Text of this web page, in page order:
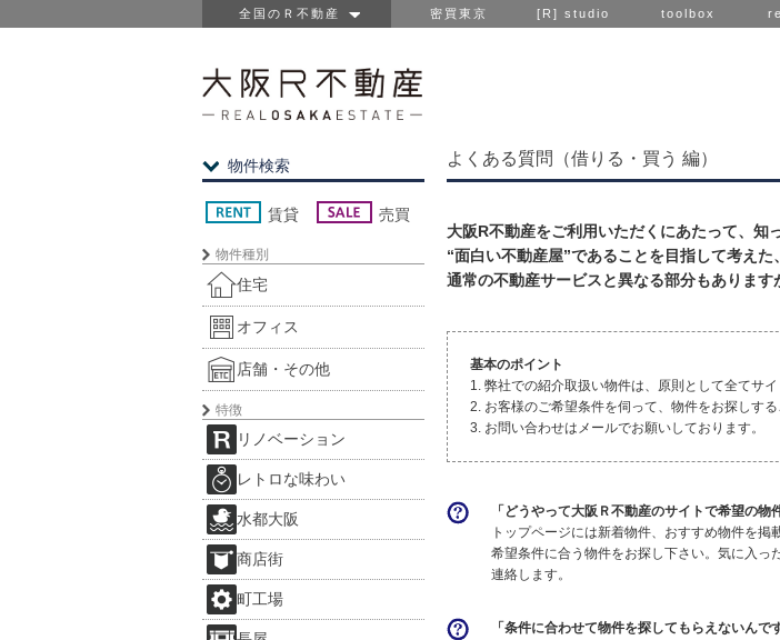
全国のＲ不動産 密買東京 [R] studio toolbox
よくある質問（借りる・買う 編）
大阪R不動産をご利用いただくにあたって、知
“面白い不動産屋”であることを目指して考えた
通常の不動産サービスと異なる部分もあります
基本のポイント
1. 弊社での紹介取扱い物件は、原則として全てサイ
2. お客様のご希望条件を伺って、物件をお探しする
3. お問い合わせはメールでお願いしております。
「どうやって大阪Ｒ不動産のサイトで希望の物
トップページには新着物件、おすすめ物件を
希望条件に合う物件をお探し下さい。気に入っ
連絡します。
「条件に合わせて物件を探してもらえないんで
物件検索
賃貸 売買
物件種別
住宅
オフィス
店舗・その他
特徴
リノベーション
レトロな味わい
水都大阪
商店街
町工場